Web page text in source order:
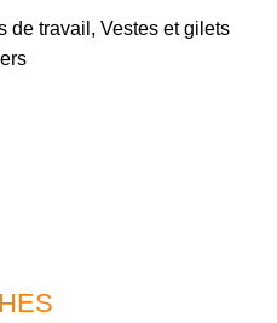
de travail , Vestes et gilets